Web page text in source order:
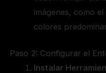
imágenes, como
colores
Paso 2: Configurar el
Instalar